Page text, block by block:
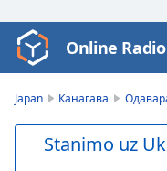
Video
Player
Online
Japan Канагава
Stanimo uz